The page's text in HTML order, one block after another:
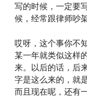
写的时候，一定要
候，经常跟律师吵
哎呀，这个事你不
某一年就类似这样
来。以后的话，后
字是这么来的，就
而且现在呢，还有